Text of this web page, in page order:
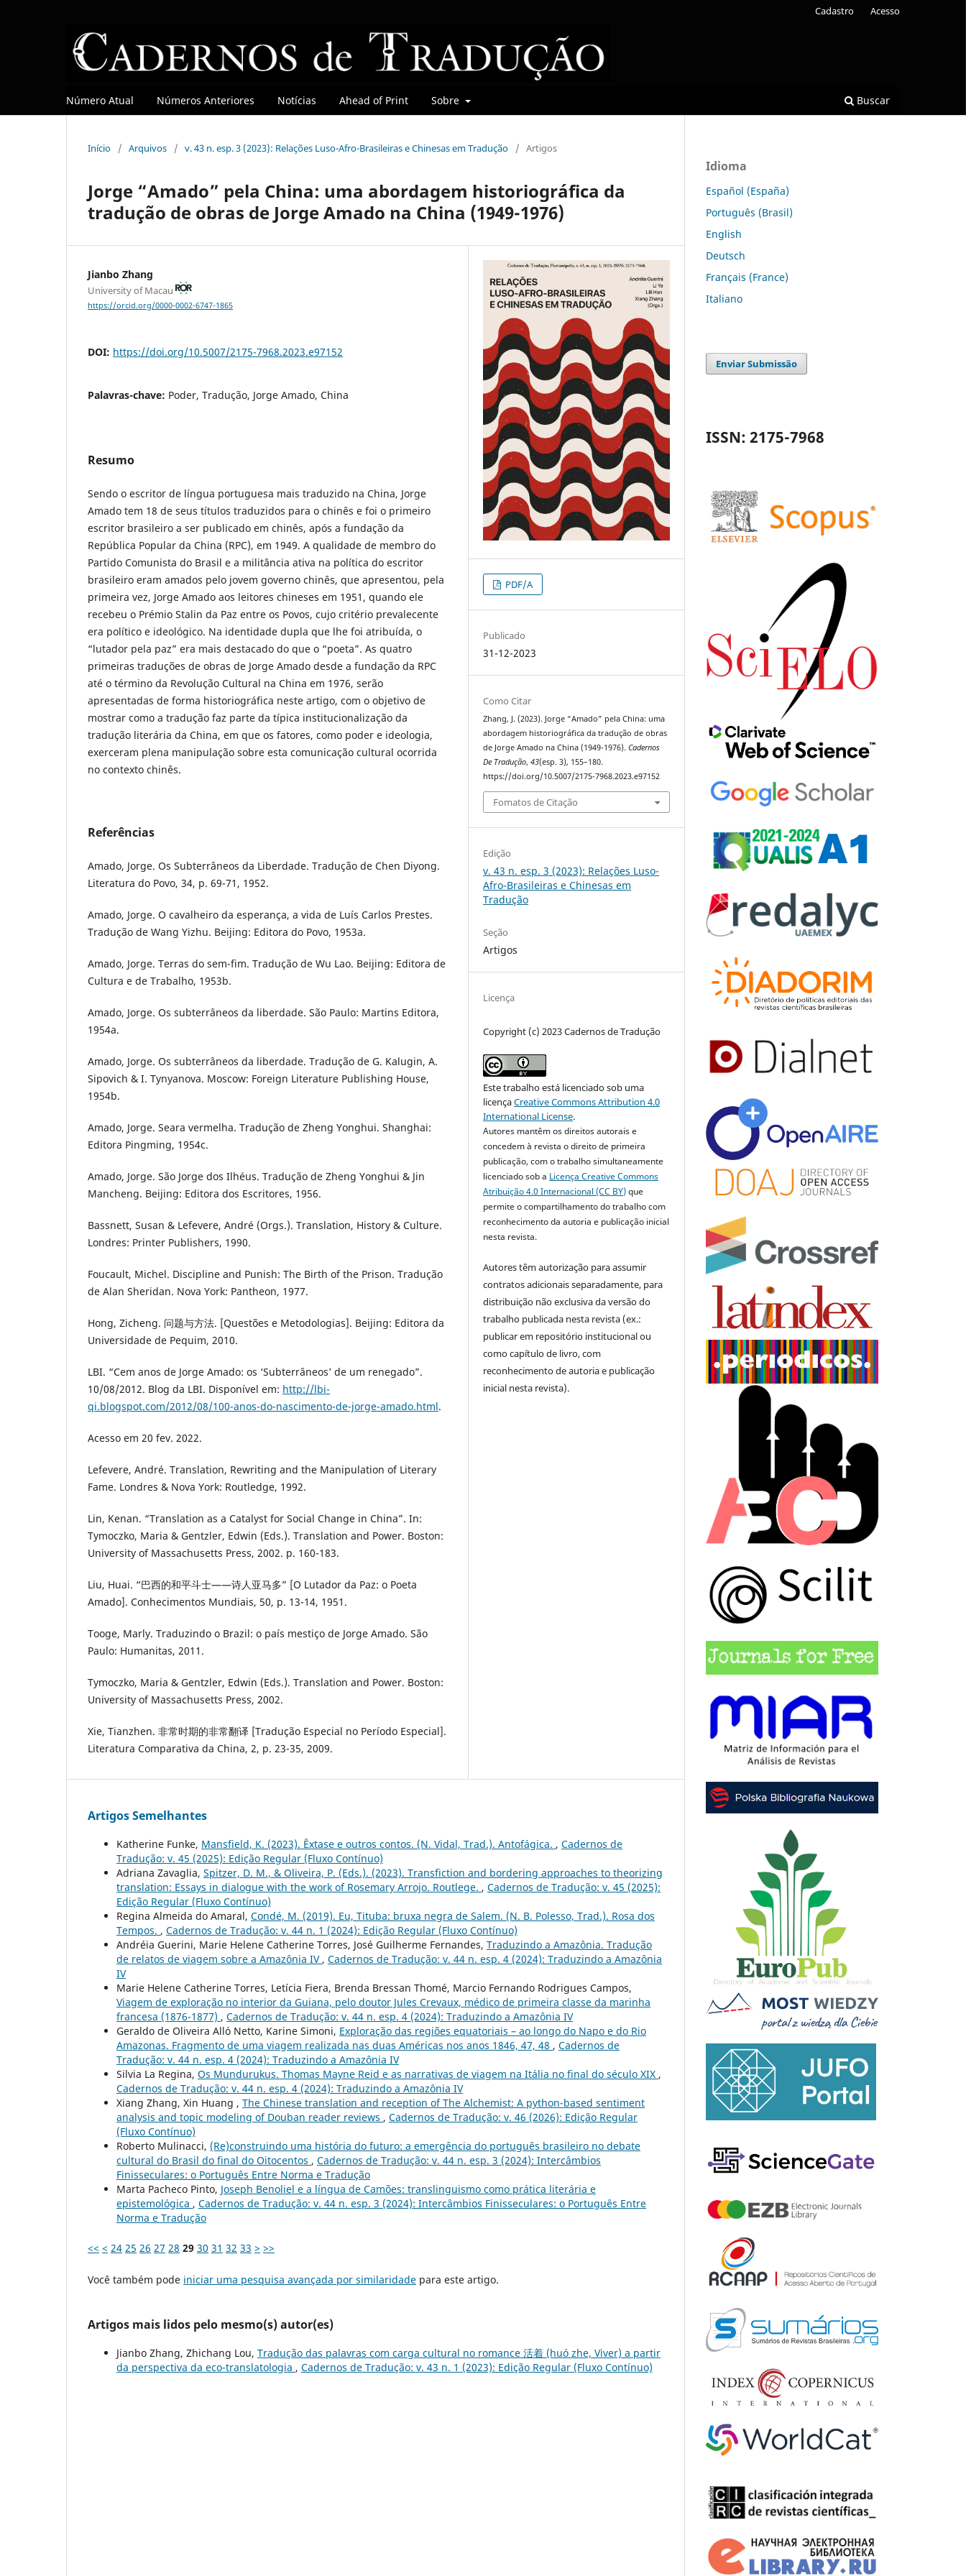
Número Atual Números Anteriores Notícias Ahead of Print Sobre Buscar
Cadastro Acesso
Início / Arquivos / v. 43 n. esp. 3 (2023): Relações Luso-Afro-Brasileiras e Chinesas em Tradução / Artigos
Jorge “Amado” pela China: uma abordagem historiográfica da
tradução de obras de Jorge Amado na China (1949-1976)
Jianbo Zhang
University of Macau
https://orcid.org/0000-0002-6747-1865
DOI: https://doi.org/10.5007/2175-7968.2023.e97152
Palavras-chave: Poder, Tradução, Jorge Amado, China
Resumo
Sendo o escritor de língua portuguesa mais traduzido na China, Jorge
Amado tem 18 de seus títulos traduzidos para o chinês e foi o primeiro
escritor brasileiro a ser publicado em chinês, após a fundação da
República Popular da China (RPC), em 1949. A qualidade de membro do
Partido Comunista do Brasil e a militância ativa na política do escritor
brasileiro eram amados pelo jovem governo chinês, que apresentou, pela
primeira vez, Jorge Amado aos leitores chineses em 1951, quando ele
recebeu o Prémio Stalin da Paz entre os Povos, cujo critério prevalecente
era político e ideológico. Na identidade dupla que lhe foi atribuída, o
“lutador pela paz” era mais destacado do que o “poeta”. As quatro
primeiras traduções de obras de Jorge Amado desde a fundação da RPC
até o término da Revolução Cultural na China em 1976, serão
apresentadas de forma historiográfica neste artigo, com o objetivo de
mostrar como a tradução faz parte da típica institucionalização da
tradução literária da China, em que os fatores, como poder e ideologia,
exerceram plena manipulação sobre esta comunicação cultural ocorrida
no contexto chinês.
Referências
Amado, Jorge. Os Subterrâneos da Liberdade. Tradução de Chen Diyong.
Literatura do Povo, 34, p. 69-71, 1952.
Amado, Jorge. O cavalheiro da esperança, a vida de Luís Carlos Prestes.
Tradução de Wang Yizhu. Beijing: Editora do Povo, 1953a.
Amado, Jorge. Terras do sem-fim. Tradução de Wu Lao. Beijing: Editora de
Cultura e de Trabalho, 1953b.
Amado, Jorge. Os subterrâneos da liberdade. São Paulo: Martins Editora,
1954a.
Amado, Jorge. Os subterrâneos da liberdade. Tradução de G. Kalugin, A.
Sipovich & I. Tynyanova. Moscow: Foreign Literature Publishing House,
1954b.
Amado, Jorge. Seara vermelha. Tradução de Zheng Yonghui. Shanghai:
Editora Pingming, 1954c.
Amado, Jorge. São Jorge dos Ilhéus. Tradução de Zheng Yonghui & Jin
Mancheng. Beijing: Editora dos Escritores, 1956.
Bassnett, Susan & Lefevere, André (Orgs.). Translation, History & Culture.
Londres: Printer Publishers, 1990.
Foucault, Michel. Discipline and Punish: The Birth of the Prison. Tradução
de Alan Sheridan. Nova York: Pantheon, 1977.
Hong, Zicheng. 问题与方法. [Questões e Metodologias]. Beijing: Editora da
Universidade de Pequim, 2010.
LBI. “Cem anos de Jorge Amado: os ‘Subterrâneos’ de um renegado”.
10/08/2012. Blog da LBI. Disponível em: http://lbi-
qi.blogspot.com/2012/08/100-anos-do-nascimento-de-jorge-amado.html.
Acesso em 20 fev. 2022.
Lefevere, André. Translation, Rewriting and the Manipulation of Literary
Fame. Londres & Nova York: Routledge, 1992.
Lin, Kenan. “Translation as a Catalyst for Social Change in China”. In:
Tymoczko, Maria & Gentzler, Edwin (Eds.). Translation and Power. Boston:
University of Massachusetts Press, 2002. p. 160-183.
Liu, Huai. “巴西的和平斗士——诗人亚马多” [O Lutador da Paz: o Poeta
Amado]. Conhecimentos Mundiais, 50, p. 13-14, 1951.
Tooge, Marly. Traduzindo o Brazil: o país mestiço de Jorge Amado. São
Paulo: Humanitas, 2011.
Tymoczko, Maria & Gentzler, Edwin (Eds.). Translation and Power. Boston:
University of Massachusetts Press, 2002.
Xie, Tianzhen. 非常时期的非常翻译 [Tradução Especial no Período Especial].
Literatura Comparativa da China, 2, p. 23-35, 2009.
PDF/A
Publicado
31-12-2023
Como Citar
Zhang, J. (2023). Jorge “Amado” pela China: uma
abordagem historiográfica da tradução de obras
de Jorge Amado na China (1949-1976).Cadernos
De Tradução,43(esp. 3), 155–180.
https://doi.org/10.5007/2175-7968.2023.e97152
Fomatos de Citação
Edição
v. 43 n. esp. 3 (2023): Relações Luso-
Afro-Brasileiras e Chinesas em
Tradução
Seção
Artigos
Licença
Copyright (c) 2023 Cadernos de Tradução
Este trabalho está licenciado sob uma
licençaCreative Commons Attribution 4.0
International License.
Autores mantêm os direitos autorais e
concedem à revista o direito de primeira
publicação, com o trabalho simultaneamente
licenciado sob a Licença Creative Commons
Atribuição 4.0 Internacional (CC BY)que
permite o compartilhamento do trabalho com
reconhecimento da autoria e publicação inicial
nesta revista.
Autores têm autorização para assumir
contratos adicionais separadamente, para
distribuição não exclusiva da versão do
trabalho publicada nesta revista (ex.:
publicar em repositório institucional ou
como capítulo de livro, com
reconhecimento de autoria e publicação
inicial nesta revista).
Artigos Semelhantes
Katherine Funke, Mansfield, K. (2023). Êxtase e outros contos. (N. Vidal, Trad.). Antofágica. , Cadernos de
Tradução: v. 45 (2025): Edição Regular (Fluxo Contínuo)
Adriana Zavaglia, Spitzer, D. M., & Oliveira, P. (Eds.). (2023). Transfiction and bordering approaches to theorizing
translation: Essays in dialogue with the work of Rosemary Arrojo. Routlege. , Cadernos de Tradução: v. 45 (2025):
Edição Regular (Fluxo Contínuo)
Regina Almeida do Amaral, Condé, M. (2019). Eu, Tituba: bruxa negra de Salem. (N. B. Polesso, Trad.). Rosa dos
Tempos. , Cadernos de Tradução: v. 44 n. 1 (2024): Edição Regular (Fluxo Contínuo)
Andréia Guerini, Marie Helene Catherine Torres, José Guilherme Fernandes, Traduzindo a Amazônia. Tradução
de relatos de viagem sobre a Amazônia IV , Cadernos de Tradução: v. 44 n. esp. 4 (2024): Traduzindo a Amazônia
IV
Marie Helene Catherine Torres, Letícia Fiera, Brenda Bressan Thomé, Marcio Fernando Rodrigues Campos,
Viagem de exploração no interior da Guiana, pelo doutor Jules Crevaux, médico de primeira classe da marinha
francesa (1876-1877) , Cadernos de Tradução: v. 44 n. esp. 4 (2024): Traduzindo a Amazônia IV
Geraldo de Oliveira Alló Netto, Karine Simoni, Exploração das regiões equatoriais – ao longo do Napo e do Rio
Amazonas. Fragmento de uma viagem realizada nas duas Américas nos anos 1846, 47, 48 , Cadernos de
Tradução: v. 44 n. esp. 4 (2024): Traduzindo a Amazônia IV
Silvia La Regina, Os Mundurukus. Thomas Mayne Reid e as narrativas de viagem na Itália no final do século XIX ,
Cadernos de Tradução: v. 44 n. esp. 4 (2024): Traduzindo a Amazônia IV
Xiang Zhang, Xin Huang , The Chinese translation and reception of The Alchemist: A python-based sentiment
analysis and topic modeling of Douban reader reviews , Cadernos de Tradução: v. 46 (2026): Edição Regular
(Fluxo Contínuo)
Roberto Mulinacci, (Re)construindo uma história do futuro: a emergência do português brasileiro no debate
cultural do Brasil do final do Oitocentos , Cadernos de Tradução: v. 44 n. esp. 3 (2024): Intercâmbios
Finisseculares: o Português Entre Norma e Tradução
Marta Pacheco Pinto, Joseph Benoliel e a língua de Camões: translinguismo como prática literária e
epistemológica , Cadernos de Tradução: v. 44 n. esp. 3 (2024): Intercâmbios Finisseculares: o Português Entre
Norma e Tradução
<< < 24 25 26 27 28 29 30 31 32 33 > >>
Você também pode iniciar uma pesquisa avançada por similaridade para este artigo.
Artigos mais lidos pelo mesmo(s) autor(es)
Jianbo Zhang, Zhichang Lou, Tradução das palavras com carga cultural no romance 活着 (huó zhe, Viver) a partir
da perspectiva da eco-translatologia , Cadernos de Tradução: v. 43 n. 1 (2023): Edição Regular (Fluxo Contínuo)
Idioma
Español (España)
Português (Brasil)
English
Deutsch
Français (France)
Italiano
Enviar Submissão
ISSN: 2175-7968